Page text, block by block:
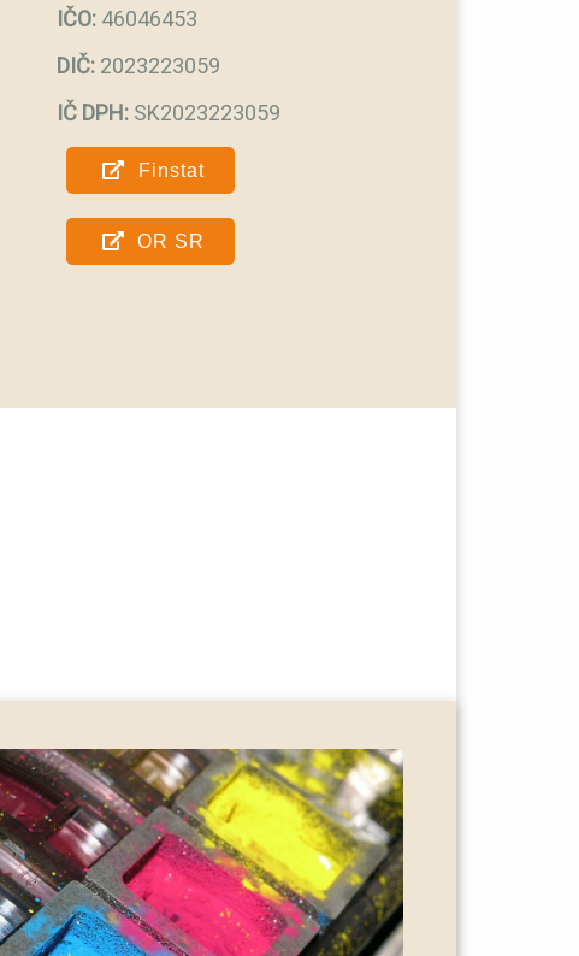
IČO:46046453
DIČ:2023223059
IČ DPH:SK2023223059
Finstat
OR SR